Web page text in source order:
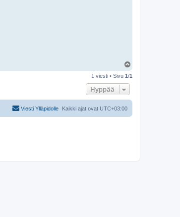
ö
1 viesti • Sivu 1 /1
Hyppää
Kaikki ajat ovat UTC+03:00
Viesti Ylläpidolle